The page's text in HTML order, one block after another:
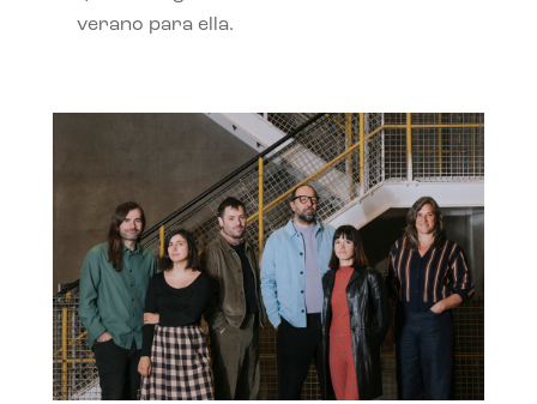
verano para ella.